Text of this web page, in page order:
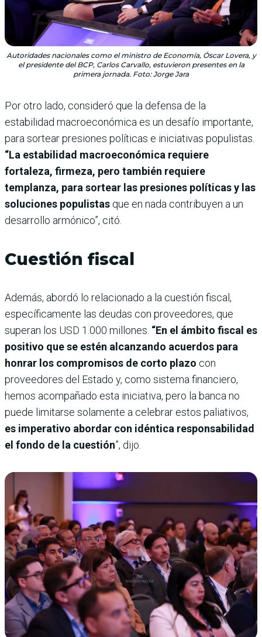
Autoridades nacionales como el ministro de Economía, Óscar Lovera, y
el presidente del BCP, Carlos Carvallo, estuvieron presentes en la
primera jornada. Foto: Jorge Jara
Por otro lado, consideró que la defensa de la
estabilidad macroeconómica es un desafío importante,
para sortear presiones políticas e iniciativas populistas.
“La estabilidad macroeconómica requiere
fortaleza, firmeza, pero también requiere
templanza, para sortear las presiones políticas y las
soluciones populistas que en nada contribuyen a un
desarrollo armónico”, citó.
Cuestión fiscal
Además, abordó lo relacionado a la cuestión fiscal,
específicamente las deudas con proveedores, que
superan los USD 1.000 millones. “En el ámbito fiscal es
positivo que se estén alcanzando acuerdos para
honrar los compromisos de corto plazo con
proveedores del Estado y, como sistema financiero,
hemos acompañado esta iniciativa, pero la banca no
puede limitarse solamente a celebrar estos paliativos,
es imperativo abordar con idéntica responsabilidad
el fondo de la cuestión”, dijo.